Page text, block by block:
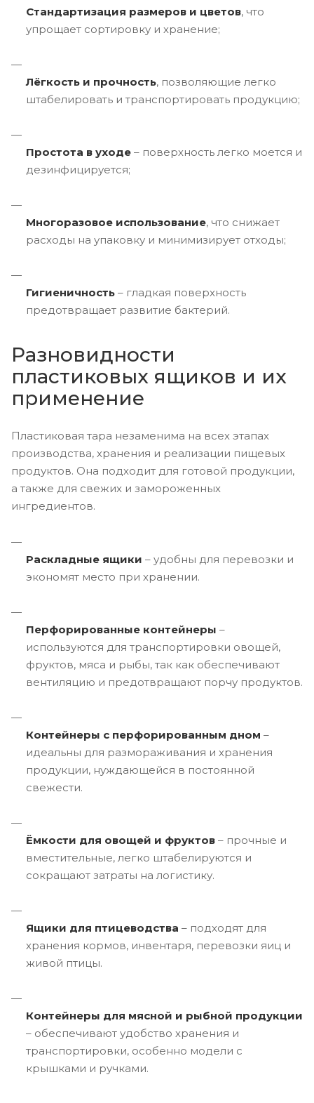
Стандартизация размеров и цветов, что
упрощает сортировку и хранение;
Лёгкость и прочность, позволяющие легко
штабелировать и транспортировать продукцию;
Простота в уходе – поверхность легко моется и
дезинфицируется;
Многоразовое использование, что снижает
расходы на упаковку и минимизирует отходы;
Гигиеничность – гладкая поверхность
предотвращает развитие бактерий.
Разновидности
пластиковых ящиков и их
применение
Пластиковая тара незаменима на всех этапах
производства, хранения и реализации пищевых
продуктов. Она подходит для готовой продукции,
а также для свежих и замороженных
ингредиентов.
Раскладные ящики – удобны для перевозки и
экономят место при хранении.
Перфорированные контейнеры –
используются для транспортировки овощей,
фруктов, мяса и рыбы, так как обеспечивают
вентиляцию и предотвращают порчу продуктов.
Контейнеры с перфорированным дном –
идеальны для размораживания и хранения
продукции, нуждающейся в постоянной
свежести.
Ёмкости для овощей и фруктов – прочные и
вместительные, легко штабелируются и
сокращают затраты на логистику.
Ящики для птицеводства – подходят для
хранения кормов, инвентаря, перевозки яиц и
живой птицы.
Контейнеры для мясной и рыбной продукции
– обеспечивают удобство хранения и
транспортировки, особенно модели с
крышками и ручками.